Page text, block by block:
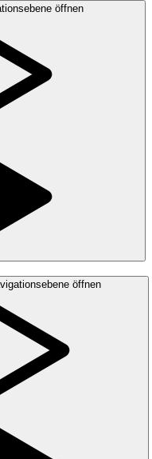
öffnen
öffnen